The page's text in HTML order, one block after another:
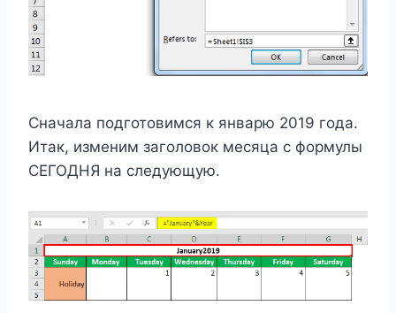
Сначала подготовимся к январю 2019 года.
Итак, изменим заголовок месяца с формулы
СЕГОДНЯ на следующую.